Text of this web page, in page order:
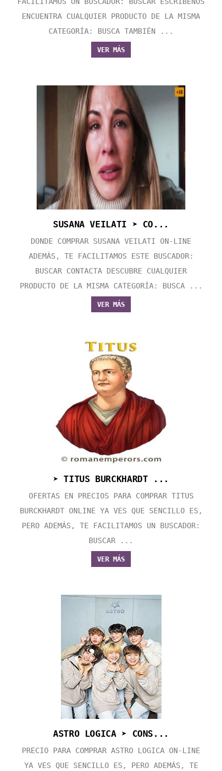
ENCUENTRA CUALQUIER PRODUCTO DE LA MISMA
CATEGORÍA: BUSCA TAMBIÉN ...
VER MÁS
SUSANA VEILATI ➤ CO...
DONDE COMPRAR SUSANA VEILATI ON-LINE
ADEMÁS, TE FACILITAMOS ESTE BUSCADOR:
BUSCAR CONTACTA DESCUBRE CUALQUIER
PRODUCTO DE LA MISMA CATEGORÍA: BUSCA ...
VER MÁS
➤ TITUS BURCKHARDT ...
OFERTAS EN PRECIOS PARA COMPRAR TITUS
BURCKHARDT ONLINE YA VES QUE SENCILLO ES,
PERO ADEMÁS, TE FACILITAMOS UN BUSCADOR:
BUSCAR ...
VER MÁS
ASTRO LOGICA ➤ CONS...
PRECIO PARA COMPRAR ASTRO LOGICA ON-LINE
YA VES QUE SENCILLO ES, PERO ADEMÁS, TE